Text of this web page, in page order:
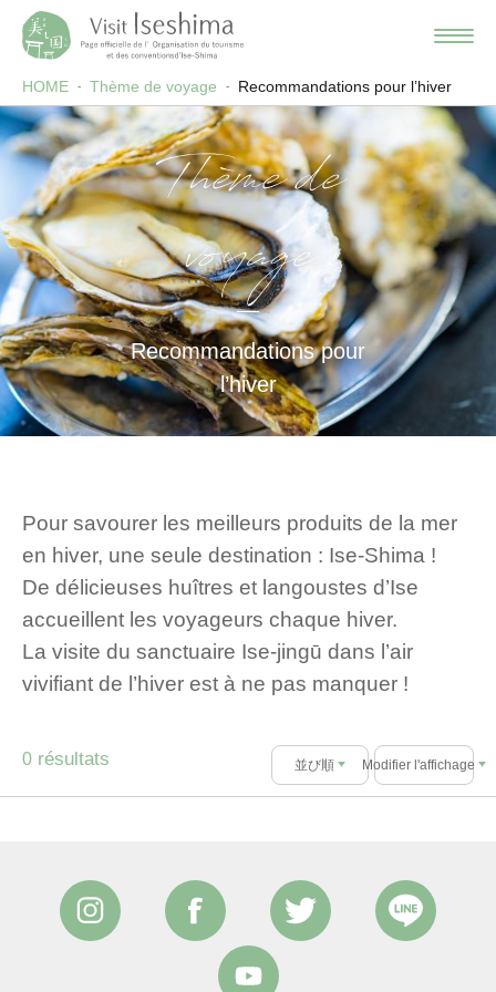
HOME Thème de voyage Recommandations pour l’hiver
Thème de
voyage
Recommandations pour
l’hiver
Pour savourer les meilleurs produits de la mer
en hiver, une seule destination : Ise-Shima !
De délicieuses huîtres et langoustes d’Ise
accueillent les voyageurs chaque hiver.
La visite du sanctuaire Ise-jingū dans l’air
vivifiant de l’hiver est à ne pas manquer !
0 résultats 並び順 Modifier l'affichage